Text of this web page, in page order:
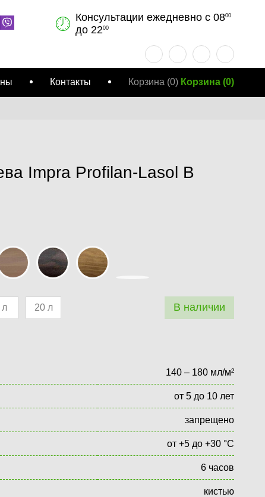
Консультации ежедневно с 0800
до 2200
Контакты Корзина (0) Корзина(0)
Impra Profilan-Lasol B
л 20 л В наличии
140 – 180 мл/м²
от 5 до 10 лет
запрещено
от +5 до +30 °С
6 часов
кистью